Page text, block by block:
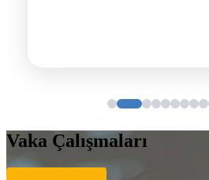
Vaka Çalışmaları